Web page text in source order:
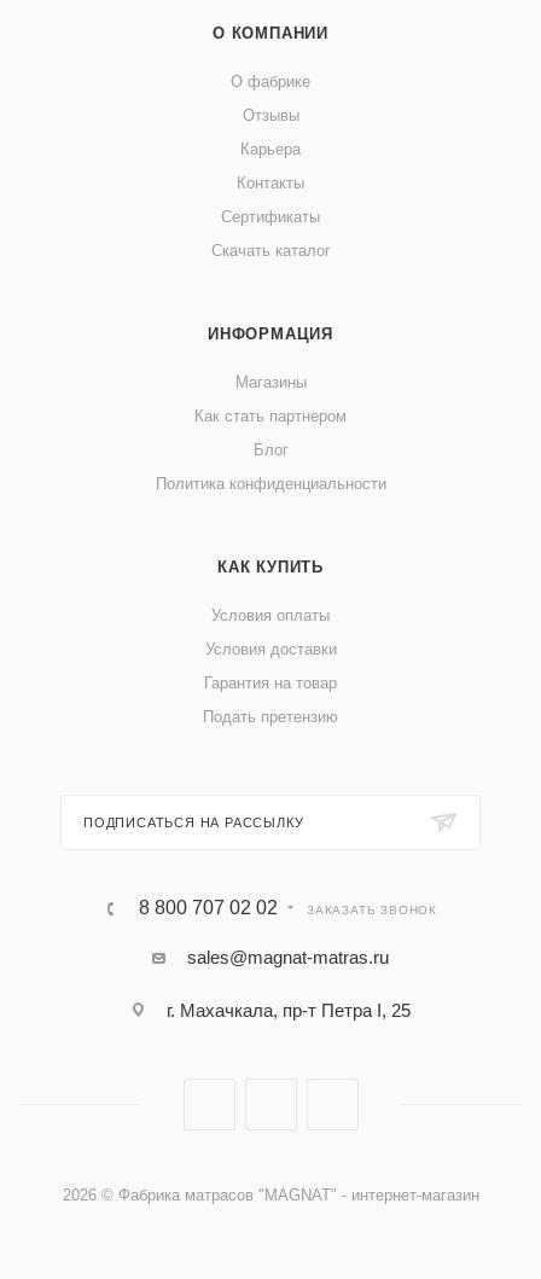
О КОМПАНИИ
О фабрике
Отзывы
Карьера
Контакты
Сертификаты
Скачать каталог
ИНФОРМАЦИЯ
Магазины
Как стать партнером
Блог
Политика конфиденциальности
КАК КУПИТЬ
Условия оплаты
Условия доставки
Гарантия на товар
Подать претензию
ПОДПИСАТЬСЯ НА РАССЫЛКУ
8 800 707 02 02 ЗАКАЗАТЬ ЗВОНОК
sales@magnat-matras.ru
г. Махачкала, пр-т Петра I, 25
2026 © Фабрика матрасов "MAGNAT" - интернет-магазин